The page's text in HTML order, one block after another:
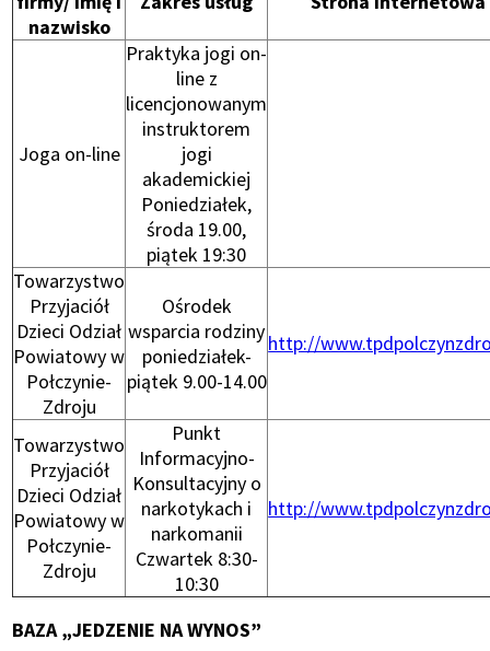
nazwisko
Joga on-line
Praktyka jogi on-
line z
licencjonowanym
instruktorem
jogi
akademickiej
Poniedziałek,
środa 19.00,
piątek 19:30
Towarzystwo
Przyjaciół
Dzieci Odział
Powiatowy w
Połczynie-
Zdroju
Ośrodek
wsparcia rodziny
poniedziałek-
piątek 9.00-14.00
Otworzy
nowym
http://
Towarzystwo
Przyjaciół
Dzieci Odział
Powiatowy w
Połczynie-
Zdroju
Punkt
Informacyjno-
Konsultacyjny o
narkotykach i
narkomanii
Czwartek 8:30-
10:30
Otworzy
http://
BAZA „JEDZENIE NA WYNOS”